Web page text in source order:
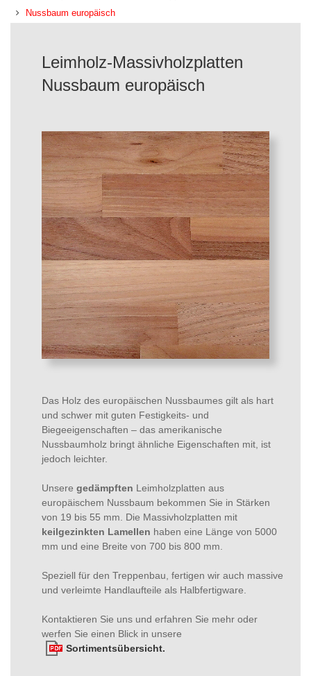
Nussbaum europäisch
Leimholz-Massivholzplatten
Nussbaum europäisch
Das Holz des europäischen Nussbaumes gilt als hart
und schwer mit guten Festigkeits- und
Biegeeigenschaften – das amerikanische
Nussbaumholz bringt ähnliche Eigenschaften mit, ist
jedoch leichter.
Unsere gedämpften Leimholzplatten aus
europäischem Nussbaum bekommen Sie in Stärken
von 19 bis 55 mm. Die Massivholzplatten mit
keilgezinkten Lamellen haben eine Länge von 5000
mm und eine Breite von 700 bis 800 mm.
Speziell für den Treppenbau, fertigen wir auch massive
und verleimte Handlaufteile als Halbfertigware.
Kontaktieren Sie uns und erfahren Sie mehr oder
werfen Sie einen Blick in unsere
Sortimentsübersicht.